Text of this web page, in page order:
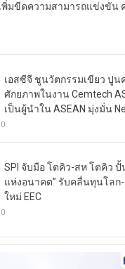
พิ่มขีดความสามารถแข่งขัน
เอสซีจี ชูนวัตกรรมเขียว ปูน
ศักยภาพในงาน Cemtech
เป็นผู้นำใน ASEAN มุ่งมั่น
0
SPI จับมือ โตคิว-สห โตคิว ปั้
แห่งอนาคต” รับคลื่นทุนโลก
ใหม่ EEC
0